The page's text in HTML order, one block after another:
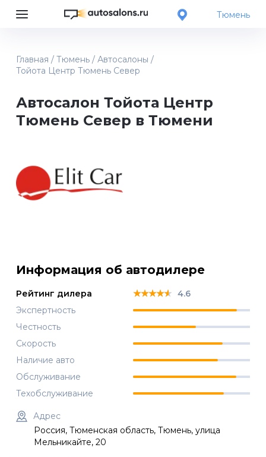
Главная / Тюмень / Автосалоны /
Тойота Центр Тюмень Север
Тюмень
Автосалон Тойота Центр
Тюмень Север в Тюмени
Информация об автодилере
Рейтинг дилера ★★★★★
★★★★★
★★★★★ 4.6
Экспертность
Честность
Скорость
Наличие авто
Обслуживание
Техобслуживание
Адрес
Россия, Тюменская область, Тюмень, улица
Мельникайте, 20